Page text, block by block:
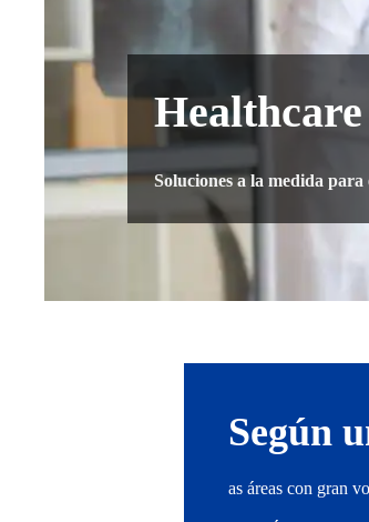
Soluciones a la medida
Según
as áreas con gran